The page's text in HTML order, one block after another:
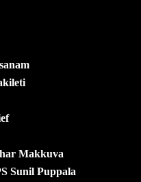
Makkuva
Sunil Puppala